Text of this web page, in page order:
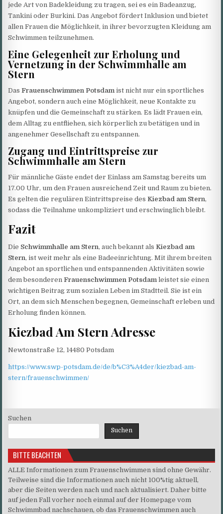
jede Art von Badekleidung zu tragen, sei es ein Badeanzug,
Tankini oder Burkini. Das Angebot fördert Inklusion und bietet
allen Frauen die Möglichkeit, in ihrer bevorzugten Kleidung am
Schwimmen teilzunehmen.
Eine Gelegenheit zur Erholung und
Vernetzung in der Schwimmhalle am
Stern
DasFrauenschwimmen Potsdam ist nicht nur ein sportliches
Angebot, sondern auch eine Möglichkeit, neue Kontakte zu
knüpfen und die Gemeinschaft zu stärken. Es lädt Frauen ein,
dem Alltag zu entfliehen, sich körperlich zu betätigen und in
angenehmer Gesellschaft zu entspannen.
Zugang und Eintrittspreise zur
Schwimmhalle am Stern
Für männliche Gäste endet der Einlass am Samstag bereits um
17.00 Uhr, um den Frauen ausreichend Zeit und Raum zu bieten.
Es gelten die regulären Eintrittspreise desKiezbad am Stern,
sodass die Teilnahme unkompliziert und erschwinglich bleibt.
Fazit
Die Schwimmhalle am Stern, auch bekannt alsKiezbad am
Stern, ist weit mehr als eine Badeeinrichtung. Mit ihrem breiten
Angebot an sportlichen und entspannenden Aktivitäten sowie
dem besonderenFrauenschwimmen Potsdamleistet sie einen
wichtigen Beitrag zum sozialen Leben im Stadtteil. Sie ist ein
Ort, an dem sich Menschen begegnen, Gemeinschaft erleben und
Erholung finden können.
Kiezbad Am Stern Adresse
Newtonstraße 12, 14480 Potsdam
https://www.swp-potsdam.de/de/b%C3%A4der/kiezbad-am-
stern/frauenschwimmen/
Suchen
Suchen
BITTE BEACHTEN
ALLE Informationen zum Frauenschwimmen sind ohne Gewähr.
Teilweise sind die Informationen auch nicht 100%tig aktuell,
aber die Seiten werden nach und nach aktualisiert. Daher bitte
auf jeden Fall vorher noch einmal auf der Homepage vom
Schwimmbad nachschauen, ob das Frauenschwimmen auch